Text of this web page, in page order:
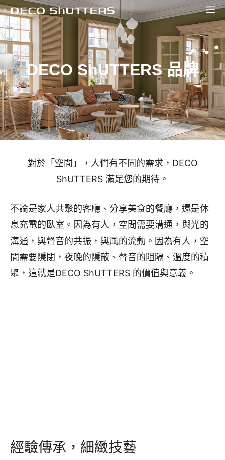
跳
至
主
要
內
容
選
單
DECO ShUTTERS 品牌
對於「空間」，人們有不同的需求，DECO
ShUTTERS 滿足您的期待。
不論是家人共聚的客廳、分享美食的餐廳，還是休
息充電的臥室。因為有人，空間需要溝通，與光的
溝通，與聲音的共振，與風的流動。因為有人，空
間需要隱閉，夜晚的隱蔽、聲音的阻隔、溫度的積
聚，這就是DECO ShUTTERS 的價值與意義。
經驗傳承，細緻技藝